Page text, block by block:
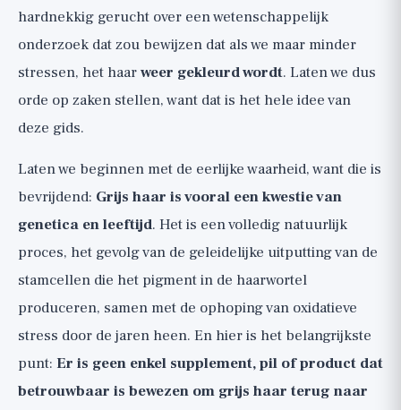
Wat niet werkt: de rode kant van de anti-
Bottom line, checklist en wanneer naar de
dokter
hardnekkig gerucht over een wetenschappelijk
onderzoek dat zou bewijzen dat als we maar minder
stressen, het haarweer gekleurd wordt. Laten we dus
orde op zaken stellen, want dat is het hele idee van
deze gids.
Laten we beginnen met de eerlijke waarheid, want die is
bevrijdend: Grijs haar is vooral een kwestie van
genetica en leeftijd. Het is een volledig natuurlijk
proces, het gevolg van de geleidelijke uitputting van de
stamcellen die het pigment in de haarwortel
produceren, samen met de ophoping van oxidatieve
stress door de jaren heen. En hier is het belangrijkste
punt: Er is geen enkel supplement, pil of product dat
betrouwbaar is bewezen om grijs haar terug naar